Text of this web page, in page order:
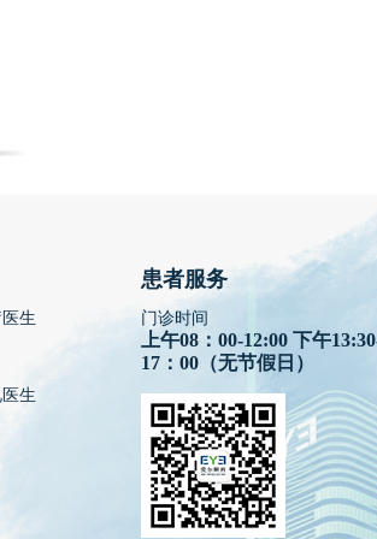
生
生
患者服务
门诊时间
上午08：00-12:00 下午
17：00（无节假日）